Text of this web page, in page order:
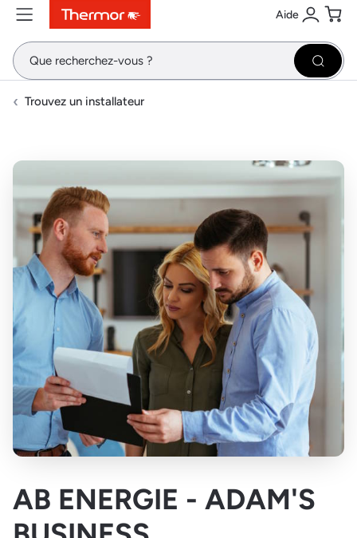
ContenuMenuRecherche Aide
Se
Trouvez un installateur
AB ENERGIE - ADAM'S